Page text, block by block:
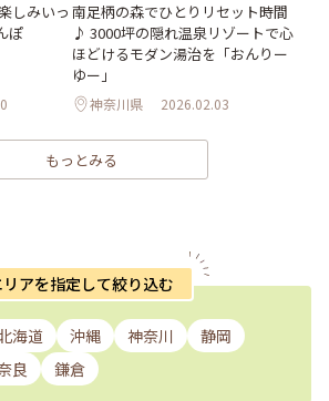
ぽ
南足柄の森でひとりリセット時間
♪ 3000坪の隠れ温泉リゾートで心
ほどけるモダン湯治を「おんりー
ゆー」
神奈川県 2026.02.03
もっとみる
リアを指定して絞り込む
海道 沖縄 神奈川
静岡
良 鎌倉